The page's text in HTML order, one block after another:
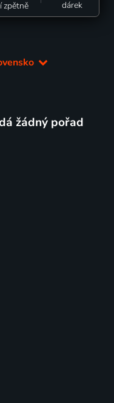
zpětně dárek
žádný pořad